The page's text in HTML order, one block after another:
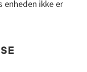
enheden ikke er